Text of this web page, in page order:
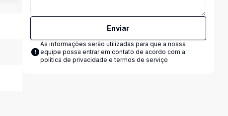
Enviar
As informações serão utilizadas para que a nossa
equipe possa entrar em contato de acordo com a
política de privacidade e termos de serviço